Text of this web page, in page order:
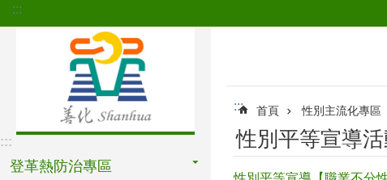
跳到主要內容區塊
:::
:::
登革熱防治專區
::: 首頁 性別主流化專區
性別平等宣導